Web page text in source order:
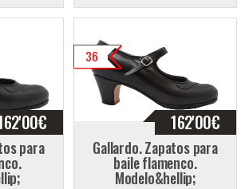
€
para
36
162'00€
Gallardo. Zapatos para
baile flamenco.
Modelo&hellip;